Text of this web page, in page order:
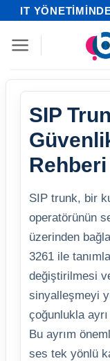
İçeriğe
IT
SIP
Rehberi
SIP trunk, bir
operatörünün
üzerinden
3261 ile
değiştirilmesi
sinyalleşmeyi
çoğunlukla ayrı
Bu ayrım
ses tek yönlü